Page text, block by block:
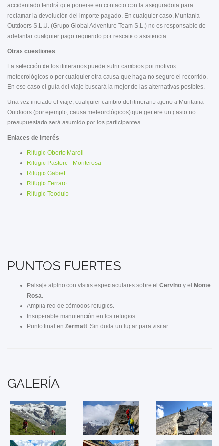
accidentado tendrá que ponerse en contacto con la aseguradora para
reclamar la devolución del importe pagado. En cualquier caso, Muntania
Outdoors S.L.U. (Grupo Global Adventure Team S.L.) no es responsable de
adelantar cualquier pago requerido por rescate o asistencia.
Otras cuestiones
La selección de los itinerarios puede sufrir cambios por motivos
meteorológicos o por cualquier otra causa que haga no seguro el recorrido.
En ese caso el guía del viaje buscará la mejor de las alternativas posibles.
Una vez iniciado el viaje, cualquier cambio del itinerario ajeno a Muntania
Outdoors (por ejemplo, causa meteorológicos) que genere un gasto no
presupuestado será asumido por los participantes.
Enlaces de interés
Rifugio Oberto Maroli
Rifugio Pastore - Monterosa
Rifugio Gabiet
Rifugio Ferraro
Rifugio Teodulo
PUNTOS FUERTES
Paisaje alpino con vistas espectaculares sobre el Cervino y el
Monte
Rosa.
Amplia red de cómodos refugios.
Insuperable manutención en los refugios.
Punto final en Zermatt. Sin duda un lugar para visitar.
GALERÍA